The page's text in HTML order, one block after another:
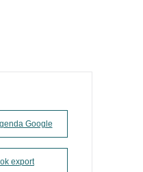
Google
export